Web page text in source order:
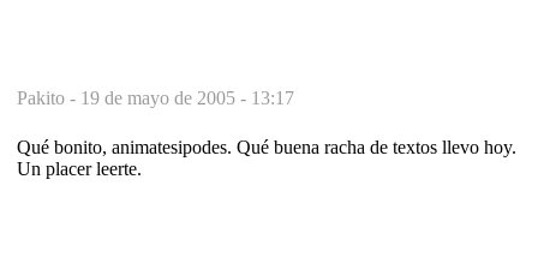
Pakito - 19 de mayo de 2005 - 13:17
Qué bonito, animatesipodes. Qué buena racha de textos llevo hoy.
Un placer leerte.